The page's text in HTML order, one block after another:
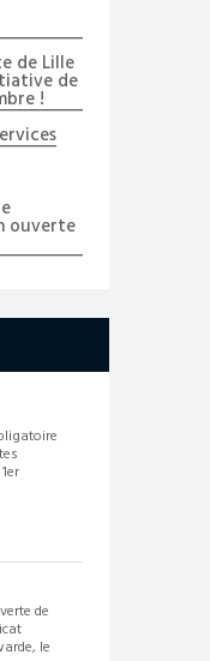
de Lille
de
!
ouverte
de
le